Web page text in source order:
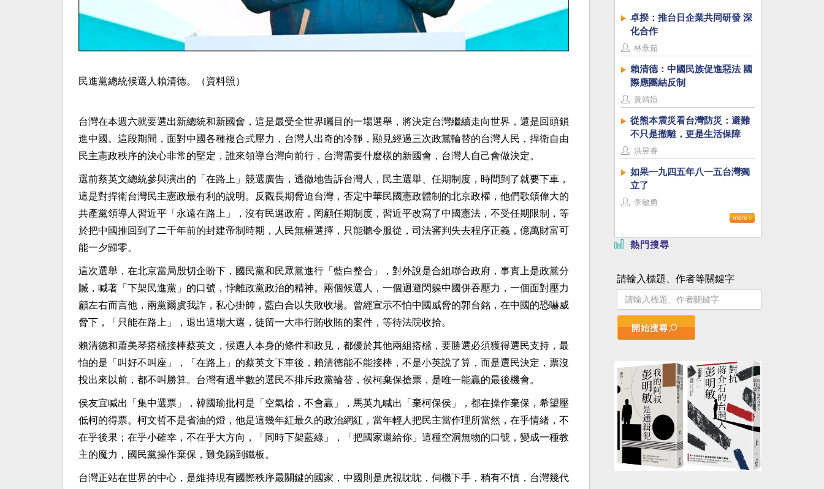
民進黨總統候選人賴清德。（資料照）
台灣在本週六就要選出新總統和新國會，這是最受全世界矚目的一場選舉，將決定台灣繼續走向世界，還是回頭鎖
進中國。這段期間，面對中國各種複合式壓力，台灣人出奇的冷靜，顯見經過三次政黨輪替的台灣人民，捍衛自由
民主憲政秩序的決心非常的堅定，誰來領導台灣向前行，台灣需要什麼樣的新國會，台灣人自己會做決定。
選前蔡英文總統參與演出的「在路上」競選廣告，透徹地告訴台灣人，民主選舉、任期制度，時間到了就要下車，
這是對捍衛台灣民主憲政最有利的說明。反觀長期脅迫台灣，否定中華民國憲政體制的北京政權，他們歌頌偉大的
共產黨領導人習近平「永遠在路上」，沒有民選政府，罔顧任期制度，習近平改寫了中國憲法，不受任期限制，等
於把中國推回到了二千年前的封建帝制時期，人民無權選擇，只能聽令服從，司法審判失去程序正義，億萬財富可
能一夕歸零。
這次選舉，在北京當局殷切企盼下，國民黨和民眾黨進行「藍白整合」，對外說是合組聯合政府，事實上是政黨分
贓，喊著「下架民進黨」的口號，悖離政黨政治的精神。兩個候選人，一個迴避閃躲中國併吞壓力，一個面對壓力
顧左右而言他，兩黨爾虞我詐，私心掛帥，藍白合以失敗收場。曾經宣示不怕中國威脅的郭台銘，在中國的恐嚇威
脅下，「只能在路上」，退出這場大選，徒留一大串行賄收賄的案件，等待法院收拾。
賴清德和蕭美琴搭檔接棒蔡英文，候選人本身的條件和政見，都優於其他兩組搭檔，要勝選必須獲得選民支持，最
怕的是「叫好不叫座」，「在路上」的蔡英文下車後，賴清德能不能接棒，不是小英說了算，而是選民決定，票沒
投出來以前，都不叫勝算。台灣有過半數的選民不排斥政黨輪替，侯柯棄保搶票，是唯一能贏的最後機會。
侯友宜喊出「集中選票」，韓國瑜批柯是「空氣槍，不會贏」，馬英九喊出「棄柯保侯」，都在操作棄保，希望壓
低柯的得票。柯文哲不是省油的燈，他是這幾年紅最久的政治網紅，當年輕人把民主當作理所當然，在乎情緒，不
在乎後果；在乎小確幸，不在乎大方向，「同時下架藍綠」，「把國家還給你」這種空洞無物的口號，變成一種教
主的魔力，國民黨操作棄保，難免踢到鐵板。
台灣正站在世界的中心，是維持現有國際秩序最關鍵的國家，中國則是虎視眈眈，伺機下手，稍有不慎，台灣幾代
卓揆：推台日企業共同研發 深
化合作
林薏茹
賴清德：中國民族促進惡法 國
際應團結反制
黃靖媗
從熊本震災看台灣防災：避難
不只是撤離，更是生活保障
洪昱睿
如果一九四五年八一五台灣獨
立了
李敏勇
熱門搜尋
請輸入標題、作者等關鍵字
開始搜尋